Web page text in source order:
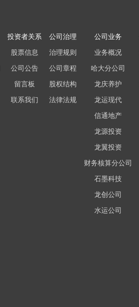
投资者关系
股票信息
公司公告
留言板
联系我们
公司治理
治理规则
公司章程
股权结构
法律法规
公司业务
业务概况
哈大分公司
龙庆养护
龙运现代
信通地产
龙源投资
龙翼投资
财务核算分公司
石墨科技
龙创公司
水运公司